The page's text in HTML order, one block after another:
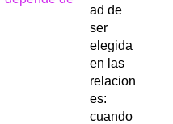
ad de
ser
elegida
en las
relacion
es:
cuando